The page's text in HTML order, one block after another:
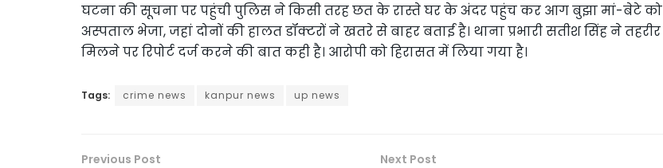
घटना की सूचना पर पहुंची पुलिस ने किसी तरह छत के रास्ते घर के अंदर पहुंच कर आग बुझा मां-बेटे को
अस्पताल भेजा, जहां दोनों की हालत डॉक्टरों ने खतरे से बाहर बताई है। थाना प्रभारी सतीश सिंह ने तहरीर
मिलने पर रिपोर्ट दर्ज करने की बात कही है। आरोपी को हिरासत में लिया गया है।
Tags: crime news kanpur news up news
Previous Post Next Post